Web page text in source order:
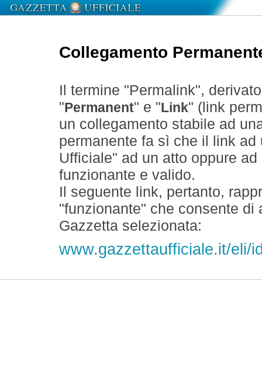
Collegamento
Il termine "Permalink",
" Permanent" e " Link" (link
un collegamento stabile ad
permanente fa sì che il link
Ufficiale" ad un atto oppure
funzionante e valido.
Il seguente link, pertanto,
"funzionante" che consente
Gazzetta selezionata:
www.gazzettaufficiale.it/eli/